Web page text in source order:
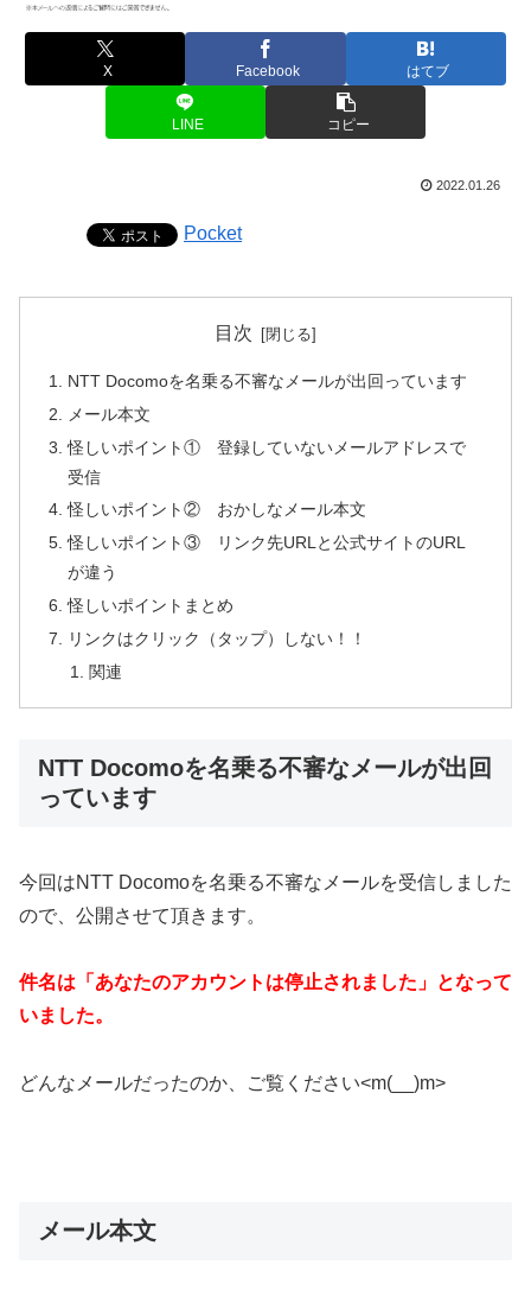
X Facebook はてブ
LINE コピー
2022.01.26
Pocket
目次
NTT Docomoを名乗る不審なメールが出回っています
メール本文
怪しいポイント① 登録していないメールアドレスで
受信
怪しいポイント② おかしなメール本文
怪しいポイント③ リンク先URLと公式サイトのURL
が違う
怪しいポイントまとめ
リンクはクリック（タップ）しない！！
関連
NTT Docomoを名乗る不審なメールが出回
っています
今回はNTT Docomoを名乗る不審なメールを受信しました
ので、公開させて頂きます。
件名は「あなたのアカウントは停止されました」となって
いました。
どんなメールだったのか、ご覧ください<m(__)m>
メール本文